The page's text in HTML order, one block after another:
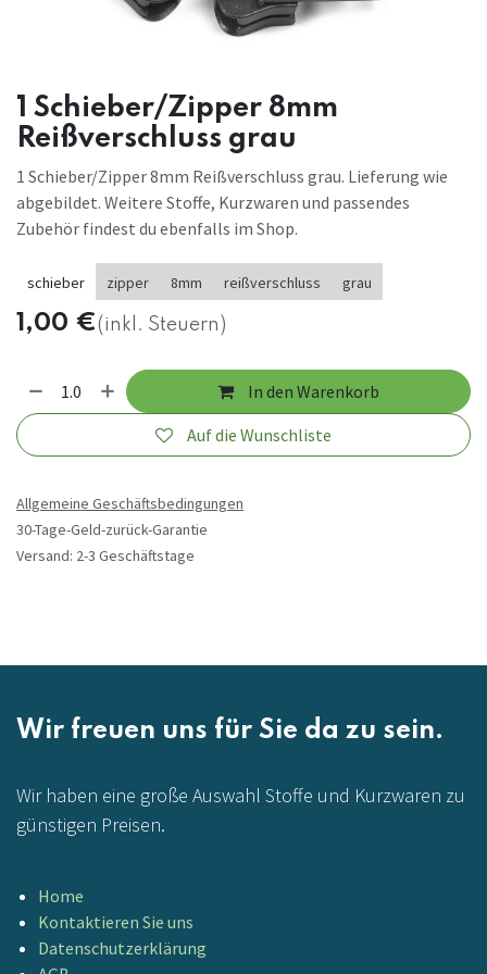
1 Schieber/Zipper 8mm
Reißverschluss grau
1 Schieber/Zipper 8mm Reißverschluss grau. Lieferung wie
abgebildet. Weitere Stoffe, Kurzwaren und passendes
Zubehör findest du ebenfalls im Shop.
schieber zipper 8mm reißverschluss grau
1,00 €(inkl. Steuern)
In den Warenkorb
Auf die Wunschliste
Allgemeine Geschäftsbedingungen
30-Tage-Geld-zurück-Garantie
Versand: 2-3 Geschäftstage
Wir freuen uns für Sie da zu sein.
Wir haben eine große Auswahl Stoffe und Kurzwaren zu
günstigen Preisen.
Home
Kontaktieren Sie uns
Datenschutzerklärung